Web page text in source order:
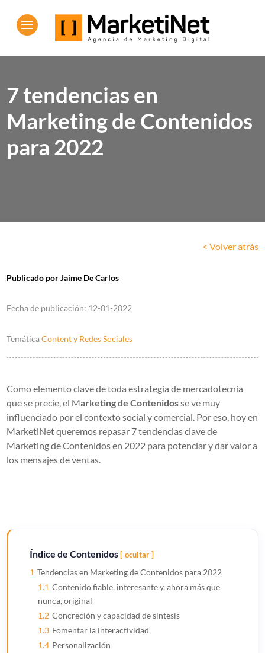
7 tendencias en
Marketing de Contenidos
para 2022
< Volver atrás
Publicado porJaime De Carlos
Fecha de publicación: 12-01-2022
TemáticaContent y Redes Sociales
Como elemento clave de toda estrategia de mercadotecnia
que se precie, el Marketing de Contenidosse ve muy
influenciado por el contexto social y comercial. Por eso, hoy en
MarketiNet queremos repasar 7 tendencias clave de
Marketing de Contenidos en 2022 para potenciar y dar valor a
los mensajes de ventas.
Índice de Contenidos ocultar
1 Tendencias en Marketing de Contenidos para 2022
1.1 Contenido fiable, interesante y, ahora más que
nunca, original
1.2 Concreción y capacidad de síntesis
1.3 Fomentar la interactividad
1.4 Personalización